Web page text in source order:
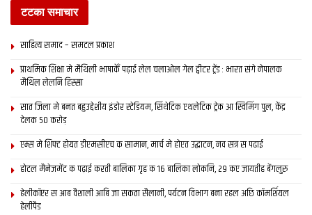
टटका समाचार
साहित्य समाद – समटल प्रकाश
प्राथमिक शि‍क्षा मे मैथि‍ली भाषाकेँ पढ़ाई लेल चलाओल गेल ट्वीटर ट्रेंड : भारत संगे नेपालक
मैथिल लेलनि हिस्सा
सात जिला मे बनत बहुउद्देशीय इंडोर स्‍टेडि‍यम, सिंथेटिक एथलेटिक ट्रेक आ स्विमिंग पुल, केंद्र
देलक 50 करोड़
एम्स मे शिफ्ट होयत डीएमसीएच क सामान, मार्च मे होएत उद्घाटन, नव सत्र स पढाई
होटल मैनेजमेंट क पढ़ाई करती बालिका गृह क 16 बालिका लोकनि, 29 कए जायतीह बेंगलुरु
हेलीकॉप्टर स आब वैशाली आबि जा सकता सैलानी, पर्यटन विभाग बना रहल अछि कॉमर्शियल
हेलीपैड